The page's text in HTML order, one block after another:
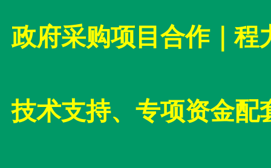
政府采购项目合作｜程
技术支持、专项资金配